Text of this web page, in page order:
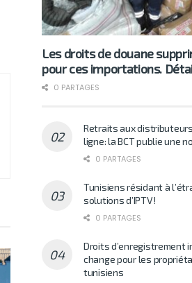
Les droits de douane
pour ces importations.
0 PARTAGES
Retraits aux
ligne: la BCT publie une
0 PARTAGES
Tunisiens résidant à
solutions d’IPTV!
0 PARTAGES
Droits d’enregistrement
change pour les
tunisiens